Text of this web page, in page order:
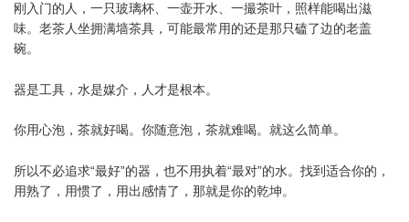
刚入门的人，一只玻璃杯、一壶开水、一撮茶叶，照样能喝出滋
味。老茶人坐拥满墙茶具，可能最常用的还是那只磕了边的老盖
碗。
器是工具，水是媒介，人才是根本。
你用心泡，茶就好喝。你随意泡，茶就难喝。就这么简单。
所以不必追求“最好”的器，也不用执着“最对”的水。找到适合你的，
用熟了，用惯了，用出感情了，那就是你的乾坤。